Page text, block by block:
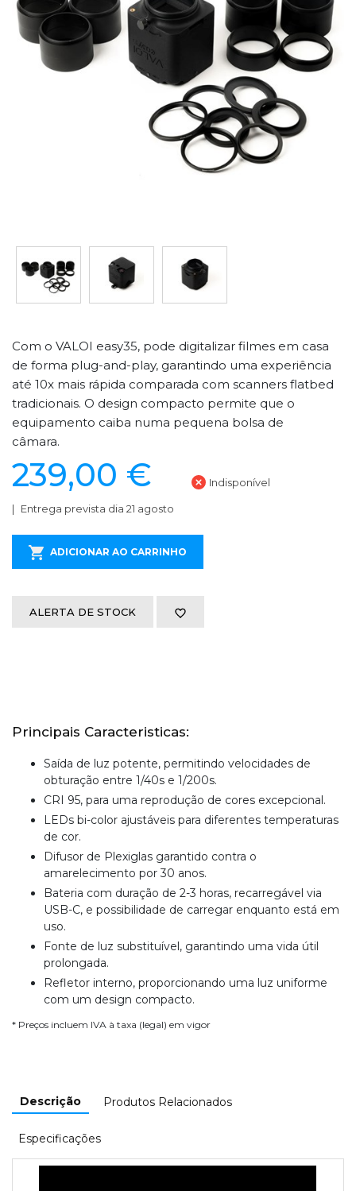
Com o VALOI easy35, pode digitalizar filmes em casa
de forma plug-and-play, garantindo uma experiência
até 10x mais rápida comparada com scanners flatbed
tradicionais. O design compacto permite que o
equipamento caiba numa pequena bolsa de
câmara.
239,00 € Indisponível
Entrega prevista dia 21 agosto
ADICIONAR AO CARRINHO
ALERTA DE STOCK
Principais Caracteristicas:
Saída de luz potente, permitindo velocidades de
obturação entre 1/40s e 1/200s.
CRI 95, para uma reprodução de cores excepcional.
LEDs bi-color ajustáveis para diferentes temperaturas
de cor.
Difusor de Plexiglas garantido contra o
amarelecimento por 30 anos.
Bateria com duração de 2-3 horas, recarregável via
USB-C, e possibilidade de carregar enquanto está em
uso.
Fonte de luz substituível, garantindo uma vida útil
prolongada.
Refletor interno, proporcionando uma luz uniforme
com um design compacto.
* Preços incluem IVA à taxa (legal) em vigor
Descrição Produtos Relacionados
Especificações